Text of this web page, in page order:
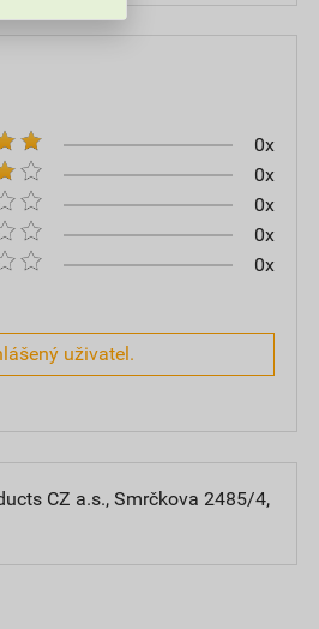
0x
0x
0x
0x
0x
uživatel.
CZ a.s., Smrčkova 2485/4,